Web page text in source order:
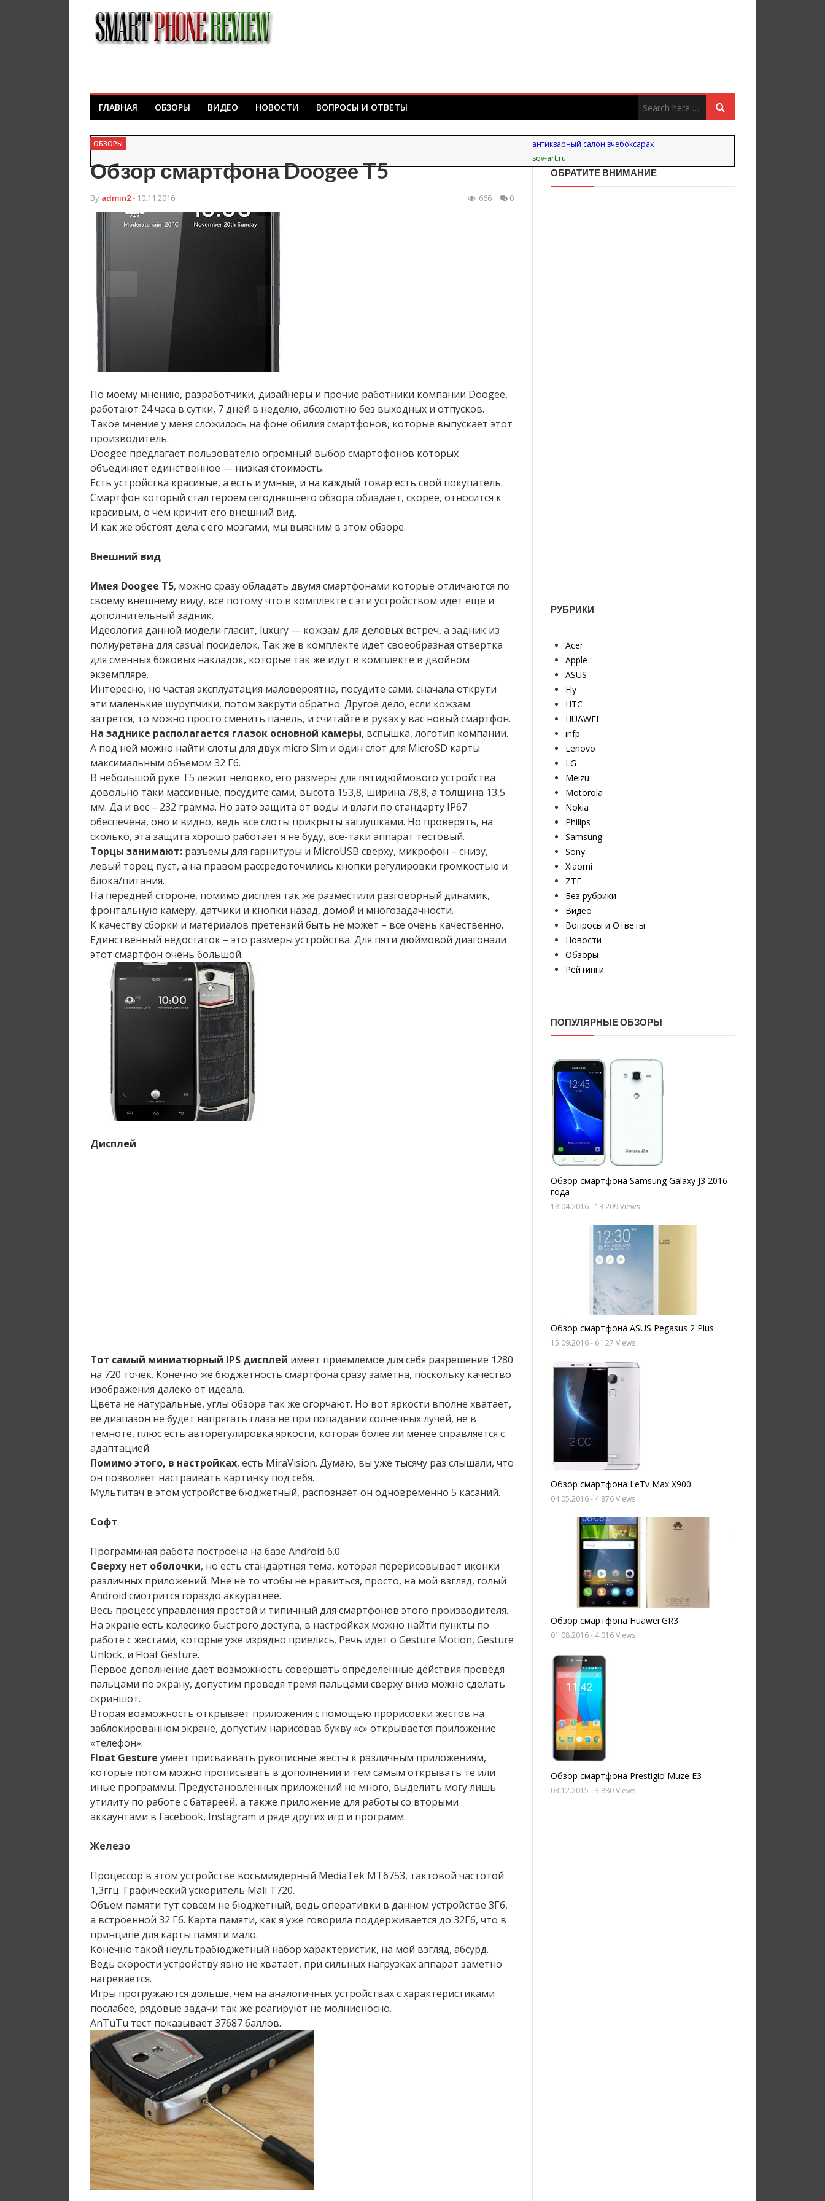
ГЛАВНАЯ ОБЗОРЫ ВИДЕО НОВОСТИ ВОПРОСЫ И ОТВЕТЫ
ОБЗОРЫ
Обзор смартфона Doogee T5
By admin2- 10.11.2016 666 0
По моему мнению, разработчики, дизайнеры и прочие работники компании Doogee,
работают 24 часа в сутки, 7 дней в неделю, абсолютно без выходных и отпусков.
Такое мнение у меня сложилось на фоне обилия смартфонов, которые выпускает этот
производитель.
Doogee предлагает пользователю огромный выбор смартофонов которых
объединяет единственное — низкая стоимость.
Есть устройства красивые, а есть и умные, и на каждый товар есть свой покупатель.
Смартфон который стал героем сегодняшнего обзора обладает, скорее, относится к
красивым, о чем кричит его внешний вид.
И как же обстоят дела с его мозгами, мы выясним в этом обзоре.
Внешний вид
Имея Doogee T5, можно сразу обладать двумя смартфонами которые отличаются по
своему внешнему виду, все потому что в комплекте с эти устройством идет еще и
дополнительный задник.
Идеология данной модели гласит, luxury — кожзам для деловых встреч, а задник из
полиуретана для casual посиделок. Так же в комплекте идет своеобразная отвертка
для сменных боковых накладок, которые так же идут в комплекте в двойном
экземпляре.
Интересно, но частая эксплуатация маловероятна, посудите сами, сначала открути
эти маленькие шурупчики, потом закрути обратно. Другое дело, если кожзам
затрется, то можно просто сменить панель, и считайте в руках у вас новый смартфон.
На заднике располагается глазок основной камеры, вспышка, логотип компании.
А под ней можно найти слоты для двух micro Sim и один слот для MicroSD карты
максимальным объемом 32 Гб.
В небольшой руке T5 лежит неловко, его размеры для пятидюймового устройства
довольно таки массивные, посудите сами, высота 153,8, ширина 78,8, а толщина 13,5
мм. Да и вес – 232 грамма. Но зато защита от воды и влаги по стандарту IP67
обеспечена, оно и видно, ведь все слоты прикрыты заглушками. Но проверять, на
сколько, эта защита хорошо работает я не буду, все-таки аппарат тестовый.
Торцы занимают: разъемы для гарнитуры и MicroUSB сверху, микрофон – снизу,
левый торец пуст, а на правом рассредоточились кнопки регулировки громкостью и
блока/питания.
На передней стороне, помимо дисплея так же разместили разговорный динамик,
фронтальную камеру, датчики и кнопки назад, домой и многозадачности.
К качеству сборки и материалов претензий быть не может – все очень качественно.
Единственный недостаток – это размеры устройства. Для пяти дюймовой диагонали
этот смартфон очень большой.
Дисплей
Тот самый миниатюрный IPS дисплей имеет приемлемое для себя разрешение 1280
на 720 точек. Конечно же бюджетность смартфона сразу заметна, поскольку качество
изображения далеко от идеала.
Цвета не натуральные, углы обзора так же огорчают. Но вот яркости вполне хватает,
ее диапазон не будет напрягать глаза не при попадании солнечных лучей, не в
темноте, плюс есть авторегулировка яркости, которая более ли менее справляется с
адаптацией.
Помимо этого, в настройках, есть MiraVision. Думаю, вы уже тысячу раз слышали, что
он позволяет настраивать картинку под себя.
Мультитач в этом устройстве бюджетный, распознает он одновременно 5 касаний.
Софт
Программная работа построена на базе Android 6.0.
Сверху нет оболочки, но есть стандартная тема, которая перерисовывает иконки
различных приложений. Мне не то чтобы не нравиться, просто, на мой взгляд, голый
Android смотрится гораздо аккуратнее.
Весь процесс управления простой и типичный для смартфонов этого производителя.
На экране есть колесико быстрого доступа, в настройках можно найти пункты по
работе с жестами, которые уже изрядно приелись. Речь идет о Gesture Motion, Gesture
Unlock, и Float Gesture.
Первое дополнение дает возможность совершать определенные действия проведя
пальцами по экрану, допустим проведя тремя пальцами сверху вниз можно сделать
скриншот.
Вторая возможность открывает приложения с помощью прорисовки жестов на
заблокированном экране, допустим нарисовав букву «с» открывается приложение
«телефон».
Float Gesture умеет присваивать рукописные жесты к различным приложениям,
которые потом можно прописывать в дополнении и тем самым открывать те или
иные программы. Предустановленных приложений не много, выделить могу лишь
утилиту по работе с батареей, а также приложение для работы со вторыми
аккаунтами в Facebook, Instagram и ряде других игр и программ.
Железо
Процессор в этом устройстве восьмиядерный MediaTek MT6753, тактовой частотой
1,3ггц. Графический ускоритель Mali T720.
Объем памяти тут совсем не бюджетный, ведь оперативки в данном устройстве 3Гб,
а встроенной 32 Гб. Карта памяти, как я уже говорила поддерживается до 32Гб, что в
принципе для карты памяти мало.
Конечно такой неультрабюджетный набор характеристик, на мой взгляд, абсурд.
Ведь скорости устройству явно не хватает, при сильных нагрузках аппарат заметно
нагревается.
Игры прогружаются дольше, чем на аналогичных устройствах с характеристиками
послабее, рядовые задачи так же реагируют не молниеносно.
AnTuTu тест показывает 37687 баллов.
антикварный салон вчебоксарах
sov-art.ru
ОБРАТИТЕ ВНИМАНИЕ
РУБРИКИ
Acer
Apple
ASUS
Fly
HTC
HUAWEI
infp
Lenovo
LG
Meizu
Motorola
Nokia
Philips
Samsung
Sony
Xiaomi
ZTE
Без рубрики
Видео
Вопросы и Ответы
Новости
Обзоры
Рейтинги
ПОПУЛЯРНЫЕ ОБЗОРЫ
Обзор смартфона Samsung Galaxy J3 2016
года
18.04.2016- 13 209 Views
Обзор смартфона ASUS Pegasus 2 Plus
15.09.2016- 6 127 Views
Обзор смартфона LeTv Max X900
04.05.2016- 4 876 Views
Обзор смартфона Huawei GR3
01.08.2016- 4 016 Views
Обзор смартфона Prestigio Muze E3
03.12.2015 - 3 880 Views